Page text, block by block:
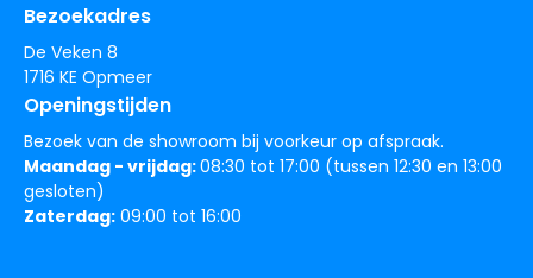
Bezoekadres
De Veken 8
1716 KE Opmeer
Openingstijden
Bezoek van de showroom bij voorkeur op afspraak.
Maandag - vrijdag:08:30 tot 17:00 (tussen 12:30 en 13:00
gesloten)
Zaterdag: 09:00 tot 16:00